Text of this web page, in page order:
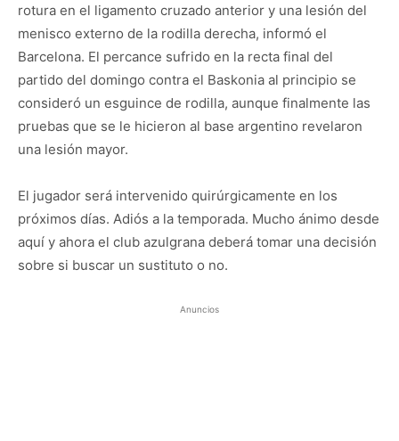
rotura en el ligamento cruzado anterior y una lesión del
menisco externo de la rodilla derecha, informó el
Barcelona. El percance sufrido en la recta final del
partido del domingo contra el Baskonia al principio se
consideró un esguince de rodilla, aunque finalmente las
pruebas que se le hicieron al base argentino revelaron
una lesión mayor.
El jugador será intervenido quirúrgicamente en los
próximos días. Adiós a la temporada. Mucho ánimo desde
aquí y ahora el club azulgrana deberá tomar una decisión
sobre si buscar un sustituto o no.
Anuncios